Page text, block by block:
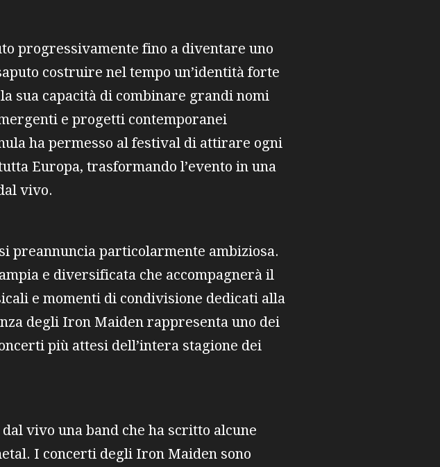
progressivamente fino a diventare uno
costruire nel tempo un’identità forte
sua capacità di combinare grandi nomi
e progetti contemporanei
ha permesso al festival di attirare ogni
Europa, trasformando l’evento in una
vivo.
preannuncia particolarmente ambiziosa.
e diversificata che accompagnerà il
e momenti di condivisione dedicati alla
degli Iron Maiden rappresenta uno dei
più attesi dell’intera stagione dei
vivo una band che ha scritto alcune
I concerti degli Iron Maiden sono